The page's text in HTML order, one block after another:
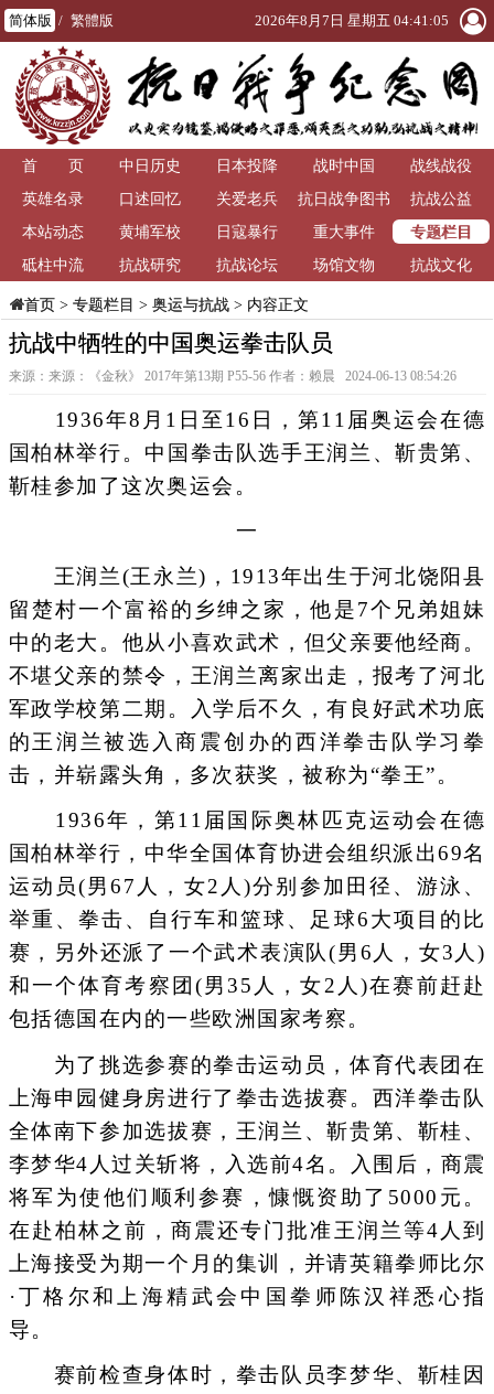
简体版 / 繁體版 2026年8月7日 星期五 04:41:06
首 页 中日历史 日本投降 战时中国
战线战役
英雄名录
口述回忆 关爱老兵
抗日战争图书
馆
抗战公益
本站动态
黄埔军校 日寇暴行 重大事件
专题栏目
砥柱中流
抗战研究 抗战论坛 场馆文物 抗战文化
首页> 专题栏目 > 奥运与抗战> 内容正文
抗战中牺牲的中国奥运拳击队员
来源：来源：《金秋》 2017年第13期 P55-56 作者：赖晨 2024-06-13 08:54:26
1936年8月1日至16日，第11届奥运会在德
国柏林举行。中国拳击队选手王润兰、靳贵第、
靳桂参加了这次奥运会。
一
王润兰(王永兰)，1913年出生于河北饶阳县
留楚村一个富裕的乡绅之家，他是7个兄弟姐妹
中的老大。他从小喜欢武术，但父亲要他经商。
不堪父亲的禁令，王润兰离家出走，报考了河北
军政学校第二期。入学后不久，有良好武术功底
的王润兰被选入商震创办的西洋拳击队学习拳
击，并崭露头角，多次获奖，被称为“拳王”。
1936年，第11届国际奥林匹克运动会在德
国柏林举行，中华全国体育协进会组织派出69名
运动员(男67人，女2人)分别参加田径、游泳、
举重、拳击、自行车和篮球、足球6大项目的比
赛，另外还派了一个武术表演队(男6人，女3人)
和一个体育考察团(男35人，女2人)在赛前赶赴
包括德国在内的一些欧洲国家考察。
为了挑选参赛的拳击运动员，体育代表团在
上海申园健身房进行了拳击选拔赛。西洋拳击队
全体南下参加选拔赛，王润兰、靳贵第、靳桂、
李梦华4人过关斩将，入选前4名。入围后，商震
将军为使他们顺利参赛，慷慨资助了5000元。
在赴柏林之前，商震还专门批准王润兰等4人到
上海接受为期一个月的集训，并请英籍拳师比尔
·丁格尔和上海精武会中国拳师陈汉祥悉心指
导。
赛前检查身体时，拳击队员李梦华、靳桂因